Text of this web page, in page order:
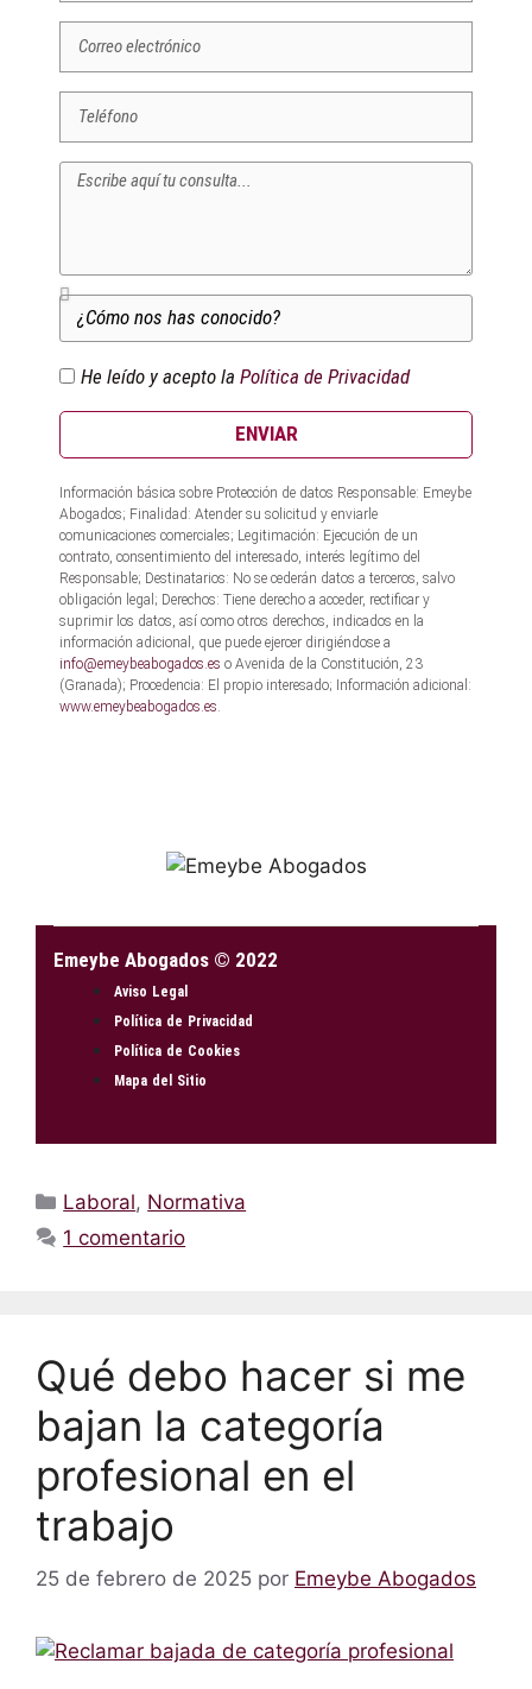
He leído y acepto la Política de Privacidad
ENVIAR
Información básica sobre Protección de datos Responsable: Emeybe
Abogados; Finalidad: Atender su solicitud y enviarle
comunicaciones comerciales; Legitimación: Ejecución de un
contrato, consentimiento del interesado, interés legítimo del
Responsable; Destinatarios: No se cederán datos a terceros, salvo
obligación legal; Derechos: Tiene derecho a acceder, rectificar y
suprimir los datos, así como otros derechos, indicados en la
información adicional, que puede ejercer dirigiéndose a
info@emeybeabogados.es o Avenida de la Constitución, 23
(Granada); Procedencia: El propio interesado; Información adicional:
www.emeybeabogados.es
Emeybe Abogados © 2022
Aviso Legal
Política de Privacidad
Política de Cookies
Mapa del Sitio
Laboral, Normativa
1 comentario
Qué debo hacer si me
bajan la categoría
profesional en el
trabajo
25 de febrero de 2025 por Emeybe Abogados